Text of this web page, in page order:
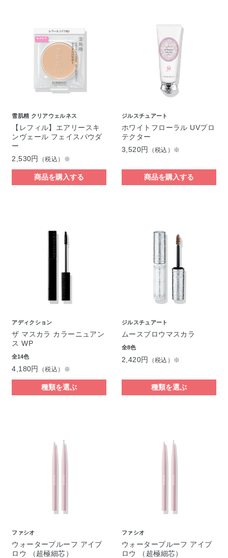
雪肌精 クリアウェルネス
【レフィル】エアリースキ
ンヴェール フェイスパウダ
ー
2,530円
（税込）※
商品を購入する
ジルスチュアート
ホワイトフローラル UVプロ
テクター
3,520円
（税込）※
商品を購入する
アディクション
ザ マスカラ カラーニュアン
ス WP
全14色
4,180円 （税込）※
種類を選ぶ
ジルスチュアート
ムースブロウマスカラ
全8色
2,420円 （税込）※
種類を選ぶ
ファシオ
ウォータープルーフ アイブ
ロウ （超極細芯）
ファシオ
ウォータープルーフ アイブ
ロウ （超極細芯）